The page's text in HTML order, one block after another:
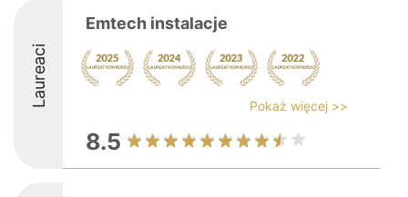
Laureaci
Emtech instalacje
Pokaż więcej >>
8.5